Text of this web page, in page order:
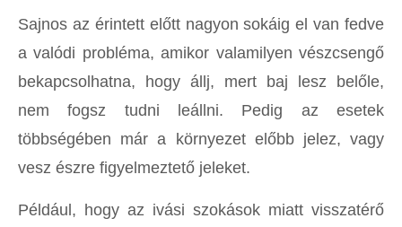
Sajnos az érintett előtt nagyon sokáig el van fedve
a valódi probléma, amikor valamilyen vészcsengő
bekapcsolhatna, hogy állj, mert baj lesz belőle,
nem fogsz tudni leállni. Pedig az esetek
többségében már a környezet előbb jelez, vagy
vesz észre figyelmeztető jeleket.
Például, hogy az ivási szokások miatt visszatérő